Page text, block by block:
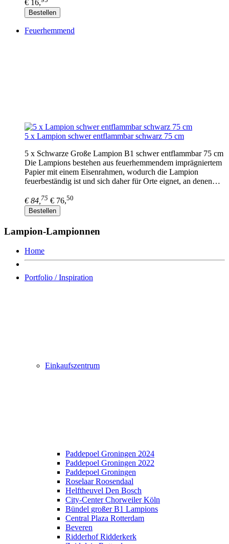
€ 16,
Bestellen
Feuerhemmend
5 x Lampion schwer entflammbar schwarz 75 cm
5 x Schwarze Große Lampion B1 schwer entflammbar 75 cm
Die Lampions bestehen aus feuerhemmendem imprägniertem
Papier mit einem Eisenrahmen, wodurch die Lampion
feuerbeständig ist und sich daher für Orte eignet, an denen…
€ 84, 75 € 76,50
Bestellen
Lampion-Lampionnen
Home
Portfolio / Inspiration
Einkaufszentrum
Paddepoel Groningen 2024
Paddepoel Groningen 2022
Paddepoel Groningen
Roselaar Roosendaal
Helftheuvel Den Bosch
City-Center Chorweiler Köln
Bündel großer B1 Lampions
Central Plaza Rotterdam
Beveren
Ridderhof Ridderkerk